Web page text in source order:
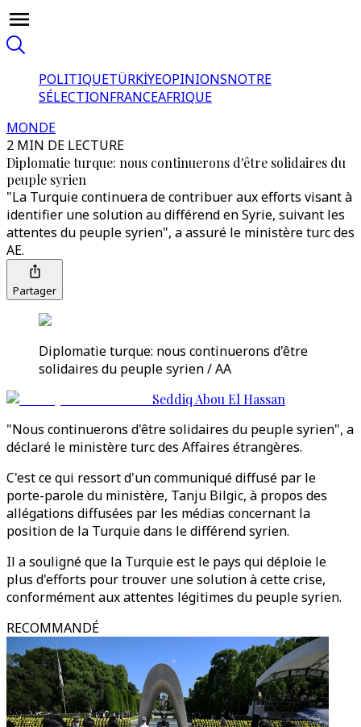
POLITIQUETÜRKİYEOPINIONSNOTRE
SÉLECTIONFRANCEAFRIQUE
MONDE
2 MIN DE LECTURE
Diplomatie turque: nous continuerons d'être solidaires du
peuple syrien
"La Turquie continuera de contribuer aux efforts visant à
identifier une solution au différend en Syrie, suivant les
attentes du peuple syrien", a assuré le ministère turc des
AE.
Partager
Diplomatie turque: nous continuerons d'être
solidaires du peuple syrien / AA
Seddiq Abou El Hassan
"Nous continuerons d'être solidaires du peuple syrien", a
déclaré le ministère turc des Affaires étrangères.
C'est ce qui ressort d'un communiqué diffusé par le
porte-parole du ministère, Tanju Bilgic, à propos des
allégations diffusées par les médias concernant la
position de la Turquie dans le différend syrien.
Il a souligné que la Turquie est le pays qui déploie le
plus d'efforts pour trouver une solution à cette crise,
conformément aux attentes légitimes du peuple syrien.
RECOMMANDÉ